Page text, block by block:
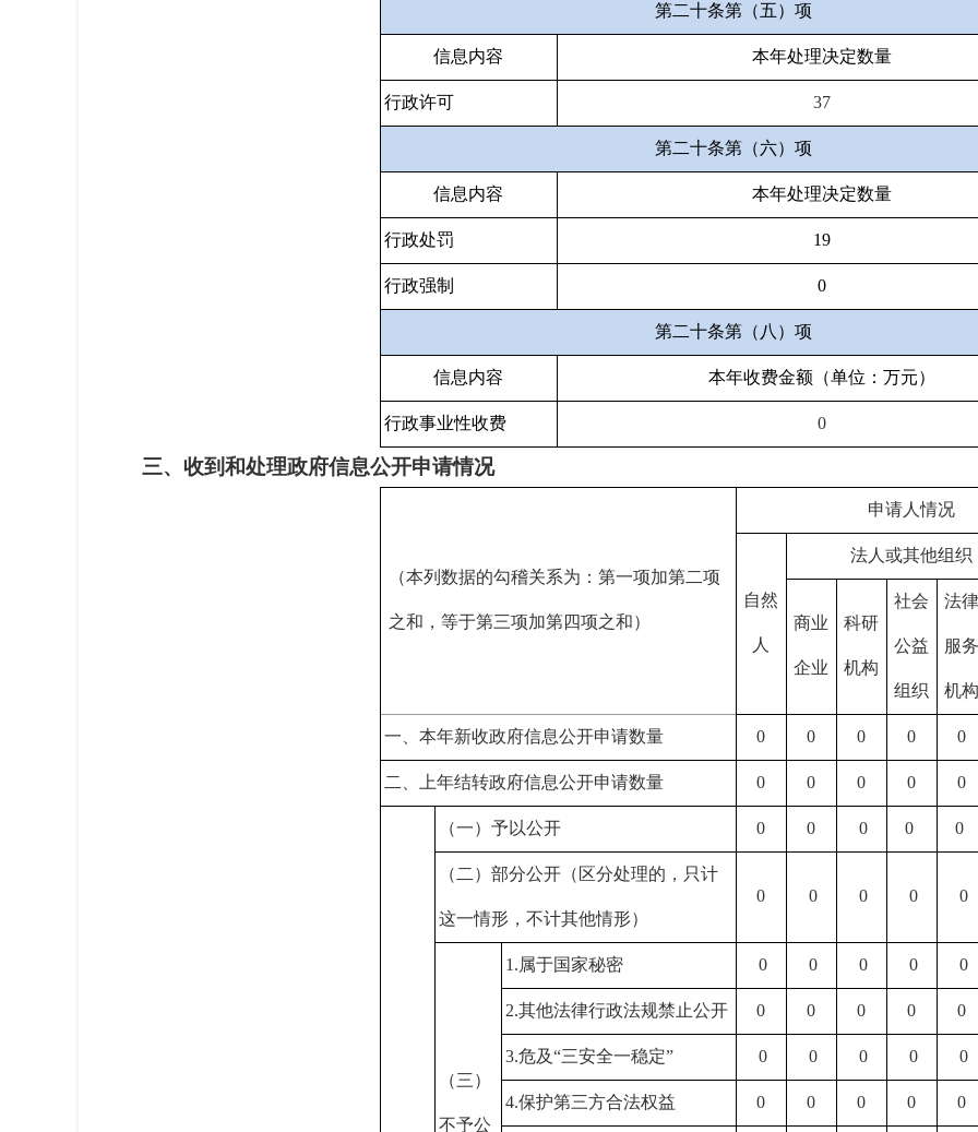
第二十条第（五）项
信息内容 本年处理决定数量
行政许可 37
第二十条第（六）项
信息内容 本年处理决定数量
行政处罚 19
行政强制 0
第二十条第（八）项
信息内容 本年收费金额（单位：万元）
行政事业性收费 0
三、收到和处理政府信息公开申请情况
（本列数据的勾稽关系为：第一项加第二项
之和，等于第三项加第四项之和）
申请人情况
自然
人
法人或其他组织
商业
企业
科研
机构
社会
公益
组织
法律
服务
机构
一、本年新收政府信息公开申请数量 0 0 0 0 0
二、上年结转政府信息公开申请数量 0 0 0 0 0
（一）予以公开 0 0 0 0 0
（二）部分公开（区分处理的，只计
这一情形，不计其他情形）
0 0 0 0 0
（三）
不予公
1.属于国家秘密 0 0 0 0 0
2.其他法律行政法规禁止公开 0 0 0 0 0
3.危及“三安全一稳定” 0 0 0 0 0
4.保护第三方合法权益 0 0 0 0 0